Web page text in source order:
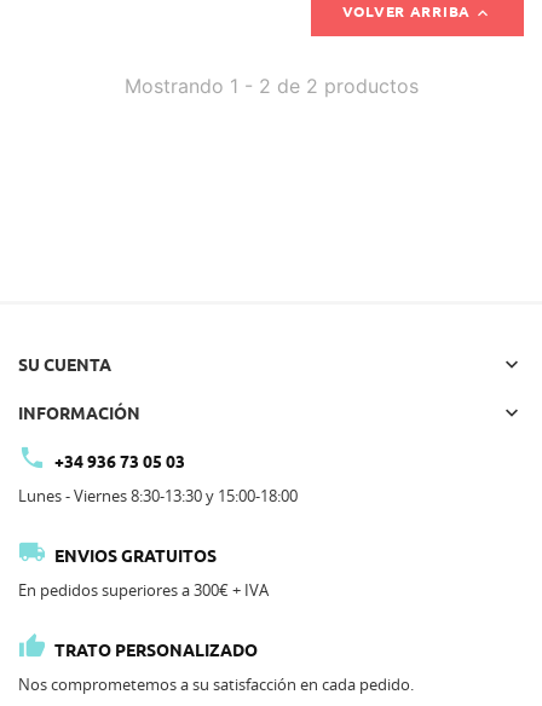
VOLVER ARRIBA 
Mostrando 1 - 2 de 2 productos
SU CUENTA 
INFORMACIÓN 
 +34 936 73 05 03
Lunes - Viernes 8:30-13:30 y 15:00-18:00
 ENVIOS GRATUITOS
En pedidos superiores a 300€ + IVA
 TRATO PERSONALIZADO
Nos comprometemos a su satisfacción en cada pedido.